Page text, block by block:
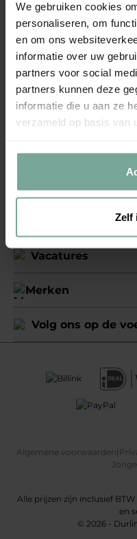
We gebruiken cookies
personaliseren, om
en om ons
informatie over uw
partners voor social
partners kunnen deze
informatie die u aan ze
verzameld op basis van
Zelf
info@durlinger.com
Winkels &
Klantenservice
Bestellen & bezorgen
Ruilen & retourneren
Garanties & klachten
Acties & kortingscodes
Over Durlinger
Vacatures
Merken
Volg ons op de
Algemene voorwaarden
Alle prijzen zijn inclusief
en
© 2026 -